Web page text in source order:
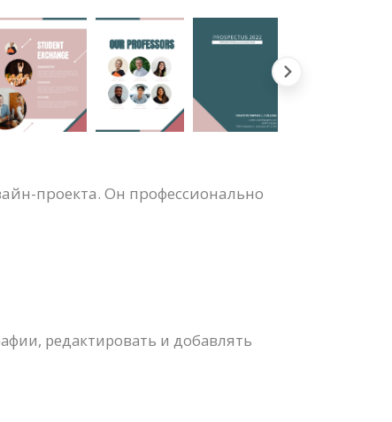
проекта. Он профессионально
редактировать и добавлять